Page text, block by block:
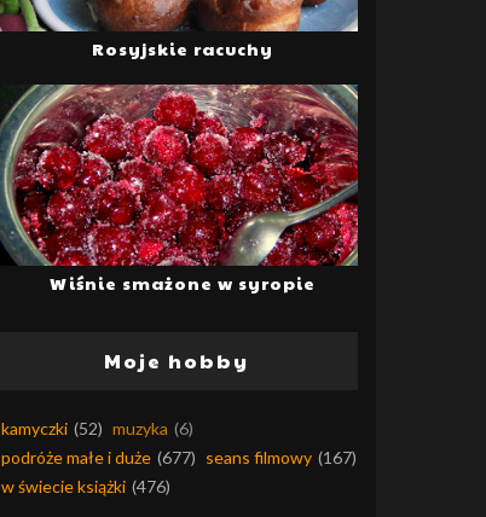
Rosyjskie racuchy
Wiśnie smażone w syropie
Moje hobby
kamyczki (52) muzyka (6)
podróże małe i duże (677) seans filmowy (167)
w świecie książki (476)